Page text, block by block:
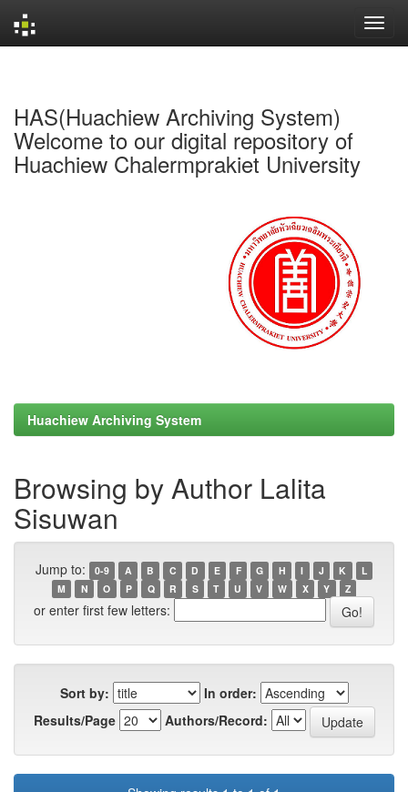
HAS(Huachiew Archiving System)
Welcome to our digital repository of
Huachiew Chalermprakiet University
Huachiew Archiving System
Browsing by Author Lalita
Sisuwan
Jump to: 0-9 A B C D E F G H I J K
L
M
N O P Q R S T U V W X Y Z
or enter first few letters:
Sort by:
In order:
Results/Page
Authors/Record: